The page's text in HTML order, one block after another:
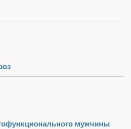
мужчины